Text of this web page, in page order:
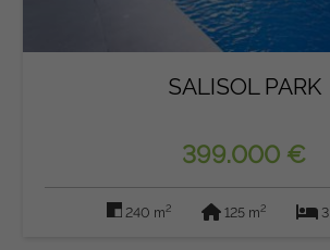
SALISOL PARK
399.000 €
240 m2 125 m2 3